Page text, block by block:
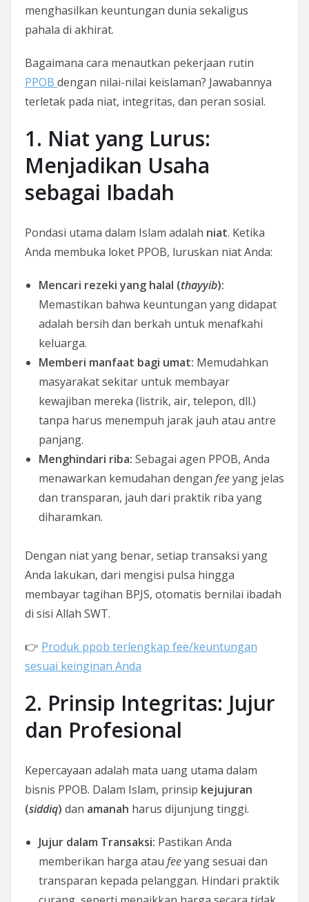
menghasilkan keuntungan dunia sekaligus
pahala di akhirat.
Bagaimana cara menautkan pekerjaan rutin
PPOB dengan nilai-nilai keislaman? Jawabannya
terletak pada niat, integritas, dan peran sosial.
1. Niat yang Lurus:
Menjadikan Usaha
sebagai Ibadah
Pondasi utama dalam Islam adalah niat. Ketika
Anda membuka loket PPOB, luruskan niat Anda:
Mencari rezeki yang halal (thayyib):
Memastikan bahwa keuntungan yang didapat
adalah bersih dan berkah untuk menafkahi
keluarga.
Memberi manfaat bagi umat: Memudahkan
masyarakat sekitar untuk membayar
kewajiban mereka (listrik, air, telepon, dll.)
tanpa harus menempuh jarak jauh atau antre
panjang.
Menghindari riba: Sebagai agen PPOB, Anda
menawarkan kemudahan dengan feeyang jelas
dan transparan, jauh dari praktik riba yang
diharamkan.
Dengan niat yang benar, setiap transaksi yang
Anda lakukan, dari mengisi pulsa hingga
membayar tagihan BPJS, otomatis bernilai ibadah
di sisi Allah SWT.
👉 Produk ppob terlengkap fee/keuntungan
sesuai keinginan Anda
2. Prinsip Integritas: Jujur
dan Profesional
Kepercayaan adalah mata uang utama dalam
bisnis PPOB. Dalam Islam, prinsip kejujuran
(siddiq) dan amanah harus dijunjung tinggi.
Jujur dalam Transaksi: Pastikan Anda
memberikan harga atau feeyang sesuai dan
transparan kepada pelanggan. Hindari praktik